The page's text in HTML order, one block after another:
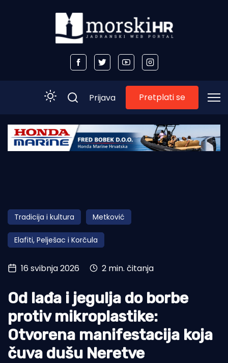
Početna
Obala
Otoci
Turizam i nautika
Pomorstvo
Ekologija
Tradicija i kultura
Prijava Pretplati se
Tradicija i kultura Metković
Elafiti, Pelješac i Korčula
16 svibnja 2026 2 min. čitanja
Od lađa i jegulja do borbe
protiv mikroplastike:
Otvorena manifestacija koja
čuva dušu Neretve